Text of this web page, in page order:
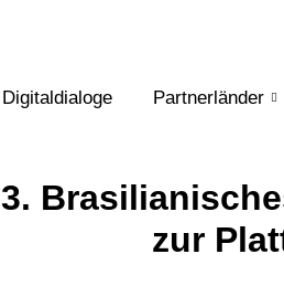
Digitaldialoge
Partnerländer
zur